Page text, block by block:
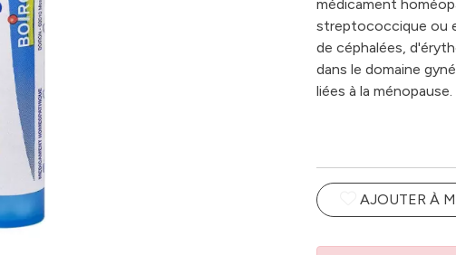
médicament
streptococcique ou
de céphalées,
dans le domaine
liées à la ménopause.
AJOUTER À